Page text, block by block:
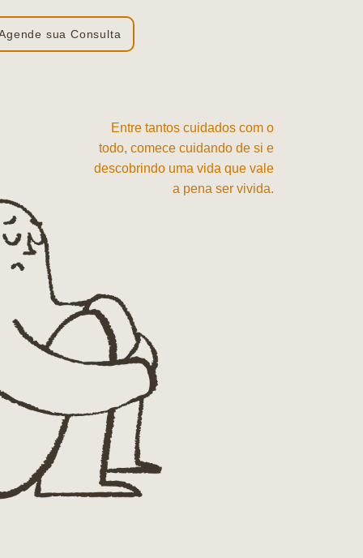
sua Consulta
Entre tantos cuidados com o
todo, comece cuidando de si e
descobrindo uma vida que vale
a pena ser vivida.